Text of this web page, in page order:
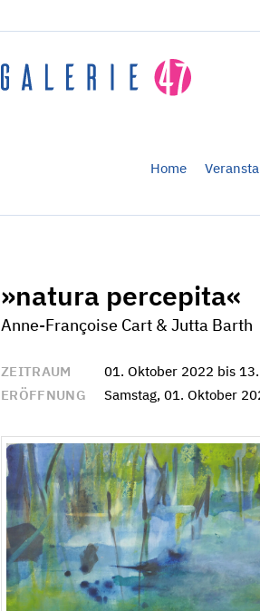
Home
»natura percepita«
Anne-Françoise Cart & Jutta Barth
ZEITRAUM
01. Oktober 2022 bis
ERÖFFNUNG
Samstag, 01. Oktober